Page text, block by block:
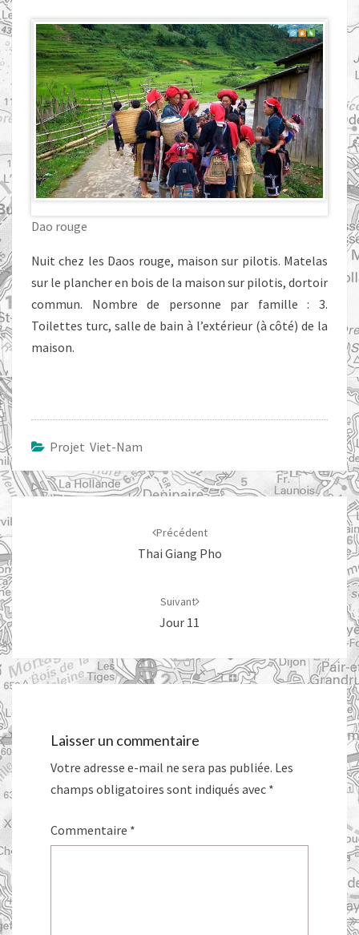
Dao rouge
Nuit chez les Daos rouge, maison sur pilotis. Matelas
sur le plancher en bois de la maison sur pilotis, dortoir
commun. Nombre de personne par famille : 3.
Toilettes turc, salle de bain à l’extérieur (à côté) de la
maison.
Projet Viet-Nam
d'article
Précédent
Thai Giang Pho
Suivant
Jour 11
Laisser un commentaire
Votre adresse e-mail ne sera pas publiée. Les
champs obligatoires sont indiqués avec *
Commentaire *